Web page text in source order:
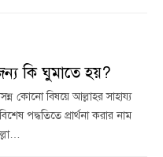
কি ঘুমাতে হয়?
কোনো বিষয়ে আল্লাহর সাহায্য
পদ্ধতিতে প্রার্থনা করার নাম